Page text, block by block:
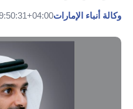
وكالة أنباء الإمارات